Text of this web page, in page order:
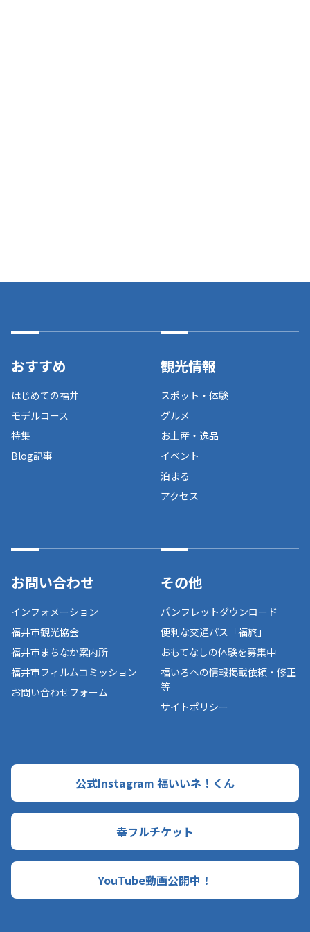
おすすめ
はじめての福井
モデルコース
特集
Blog記事
観光情報
スポット・体験
グルメ
お土産・逸品
イベント
泊まる
アクセス
お問い合わせ
インフォメーション
福井市観光協会
福井市まちなか案内所
福井市フィルムコミッション
お問い合わせフォーム
その他
パンフレットダウンロード
便利な交通パス「福旅」
おもてなしの体験を募集中
福いろへの情報掲載依頼・修正
等
サイトポリシー
公式Instagram 福いいネ！くん
幸フルチケット
YouTube動画公開中！